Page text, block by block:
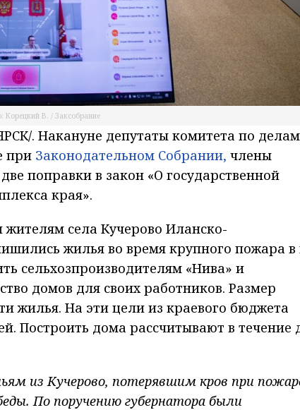
Корецкий В. / Заксобрание
. Накануне депутаты комитета по делам
при Законодательном Собрании, члены
поправки в закон «О государственной
края».
села Кучерово Иланско-
жилья во время крупного пожара в
сельхозпроизводителям «Нива» и
домов для своих работников. Размер
жилья. На эти цели из краевого бюджета
Построить дома рассчитывают в течение
из Кучерово, потерявшим кров при
По поручению губернатора были